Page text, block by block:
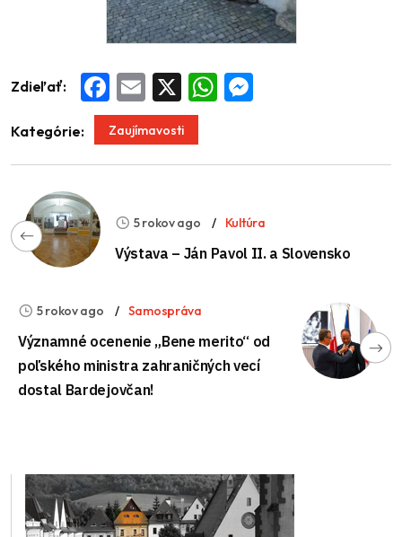
Zdieľať: Facebook
Email WhatsApp
Kategórie: Zaujímavosti
5 rokov ago Kultúra
Výstava – Ján Pavol II. a Slovensko
5 rokov ago Samospráva
Významné ocenenie „Bene merito“ od
poľského ministra zahraničných vecí
dostal Bardejovčan!